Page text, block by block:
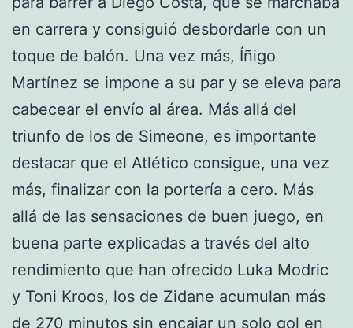
en carrera y consiguió desbordarle con un
toque de balón. Una vez más, Íñigo
Martínez se impone a su par y se eleva para
cabecear el envío al área. Más allá del
triunfo de los de Simeone, es importante
destacar que el Atlético consigue, una vez
más, finalizar con la portería a cero. Más
allá de las sensaciones de buen juego, en
buena parte explicadas a través del alto
rendimiento que han ofrecido Luka Modric
y Toni Kroos, los de Zidane acumulan más
de 270 minutos sin encajar un solo gol en